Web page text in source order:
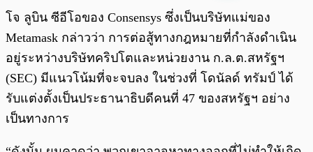
พร้อมเล่น 0:00
โจ ลูบิน ซีอีโอของ Consensys ซึ่งเป็นบริษัทแม่ของ
Metamask กล่าวว่า การต่อสู้ทางกฎหมายที่กำลังดำเนิน
อยู่ระหว่างบริษัทคริปโตและหน่วยงาน ก.ล.ต.สหรัฐฯ
(SEC) มีแนวโน้มที่จะจบลง ในช่วงที่ โดนัลด์ ทรัมป์ ได้
รับแต่งตั้งเป็นประธานาธิบดีคนที่ 47 ของสหรัฐฯ อย่าง
เป็นทางการ